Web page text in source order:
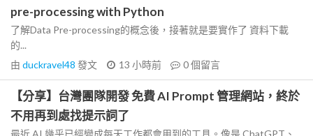
pre-processing with Python
了解Data Pre-processing的概念後，接著就是要實作了 資料下載
的...
由 duckravel48 發文 13 小時前 0個留言
【分享】台灣團隊開發 免費 AI Prompt 管理網站，終於
不用再到處找提示詞了
最近 AI 幾乎已經變成每天工作都會用到的工具。像是 ChatGPT、